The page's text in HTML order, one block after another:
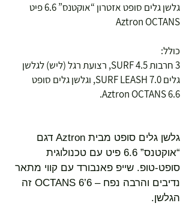
גלשן גלים סופט אזטרון “אוקטנס” 6.6 פיט
Aztron OCTANS
כולל:
3 חרבות 4.5 SURF, רצועת רגל (ליש) לגלשן
גלים SURF LEASH 7.0, וגלשן גלים סופט
Aztron OCTANS 6.6.
גלשן גלים סופט מבית Aztron דגם
“אוקטנס” 6.6 פיט עם טכנולוגית
סופט-טופ. שייפ פאנבורד עם קווי מתאר
נדיבים והרבה נפח – OCTANS 6’6 זה
הגלשן.